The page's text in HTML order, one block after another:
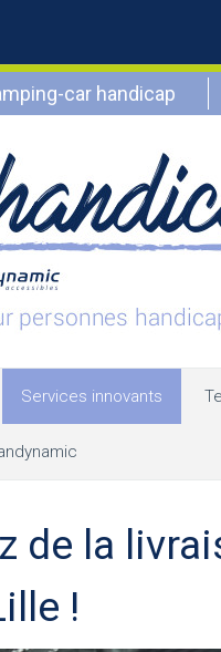
car handicap
Services innovants
de la
!